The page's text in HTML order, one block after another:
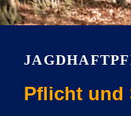
Pflicht und